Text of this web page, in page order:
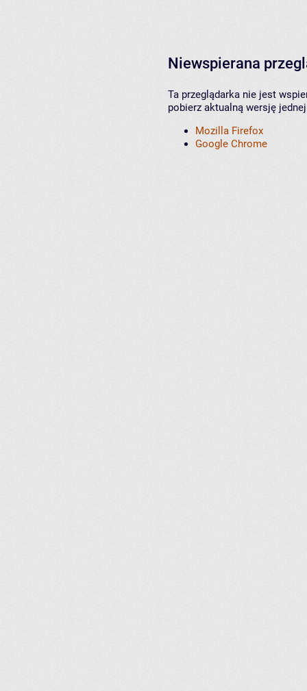
Niewspierana
Ta przeglądarka nie jest
pobierz aktualną wersję
Mozilla Firefox
Google Chrome